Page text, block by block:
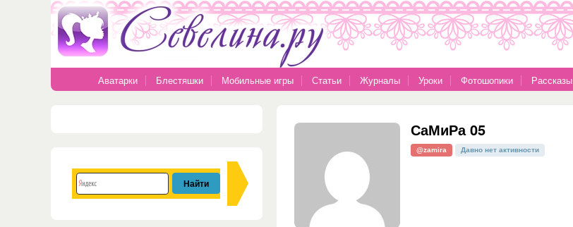
Аватарки Блестяшки Мобильные игры Статьи Журналы Уроки Фотошопики Рассказы
СаМиРа 05
@zamira Давно нет активности